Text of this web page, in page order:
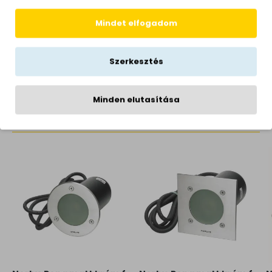
2 év
Sugárzási szög
36°
https://norlys.com/en/
Mindet elfogadom
Szerkesztés
Minden elutasítása